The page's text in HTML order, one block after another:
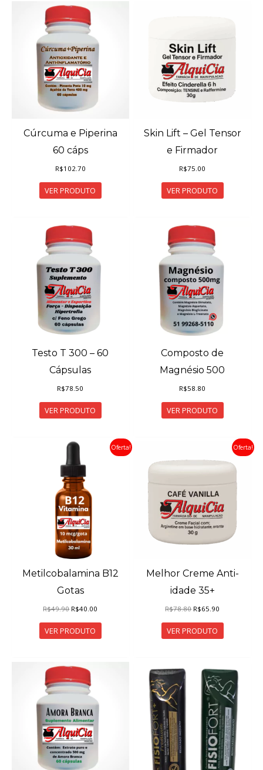
Cúrcuma e Piperina
60 cáps
R$102.70
VER PRODUTO
Skin Lift – Gel Tensor
e Firmador
R$75.00
VER PRODUTO
Testo T 300 – 60
Cápsulas
R$78.50
VER PRODUTO
Composto de
Magnésio 500
R$58.80
VER PRODUTO
Oferta!
Metilcobalamina B12
Gotas
R$49.90 O
original
era:
R$49.90.
R$40.00
atual
R$40.00.
VER PRODUTO
Oferta!
Melhor Creme Anti-
idade 35+
R$78.80 O
original
era:
R$78.80.
R$65.90
atual
R$65.90.
VER PRODUTO